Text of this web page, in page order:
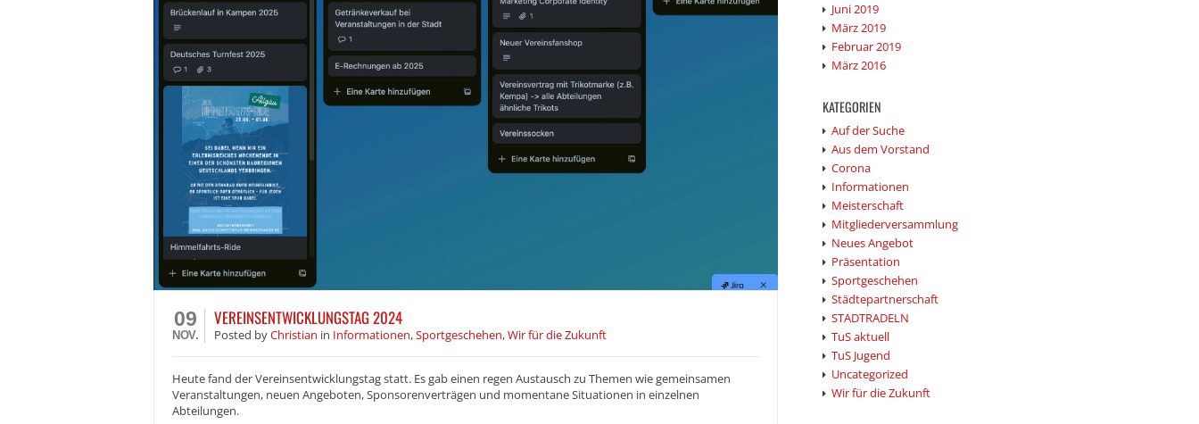
09
NOV.
VEREINSENTWICKLUNGSTAG 2024
Posted byChristian in Informationen,Sportgeschehen,Wir für die Zukunft
Heute fand der Vereinsentwicklungstag statt. Es gab einen regen Austausch zu Themen wie gemeinsamen
Veranstaltungen, neuen Angeboten, Sponsorenverträgen und momentane Situationen in einzelnen
Abteilungen.
Juni 2019
März 2019
Februar 2019
März 2016
KATEGORIEN
Auf der Suche
Aus dem Vorstand
Corona
Informationen
Meisterschaft
Mitgliederversammlung
Neues Angebot
Präsentation
Sportgeschehen
Städtepartnerschaft
STADTRADELN
TuS aktuell
TuS Jugend
Uncategorized
Wir für die Zukunft